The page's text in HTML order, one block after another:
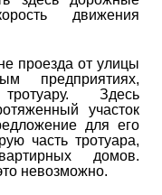
движения
проезда от улицы
предприятиях,
Здесь
участок
для его
часть тротуара,
домов.
невозможно.